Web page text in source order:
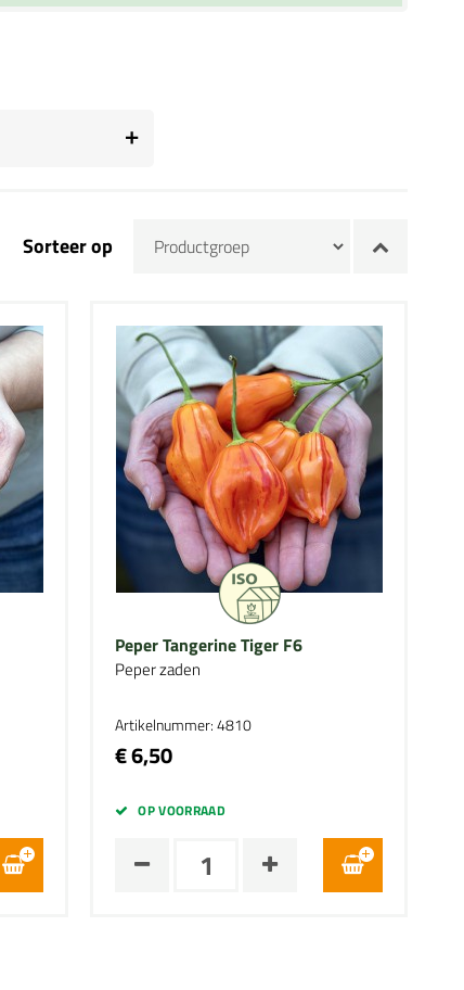
Sorteer op
Peper Tangerine Tiger F6
Peper zaden
Artikelnummer: 4810
€ 6,50
OP VOORRAAD